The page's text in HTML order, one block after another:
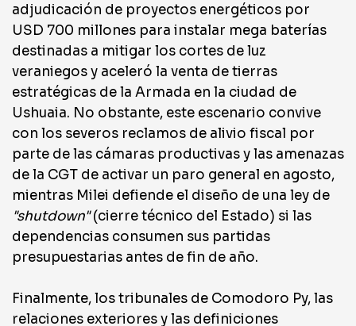
adjudicación de proyectos energéticos por
USD 700 millones para instalar mega baterías
destinadas a mitigar los cortes de luz
veraniegos y aceleró la venta de tierras
estratégicas de la Armada en la ciudad de
Ushuaia. No obstante, este escenario convive
con los severos reclamos de alivio fiscal por
parte de las cámaras productivas y las amenazas
de la CGT de activar un paro general en agosto,
mientras Milei defiende el diseño de una ley de
"shutdown"(cierre técnico del Estado) si las
dependencias consumen sus partidas
presupuestarias antes de fin de año.
Finalmente, los tribunales de Comodoro Py, las
relaciones exteriores y las definiciones